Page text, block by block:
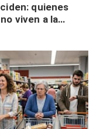
quienes
viven a la